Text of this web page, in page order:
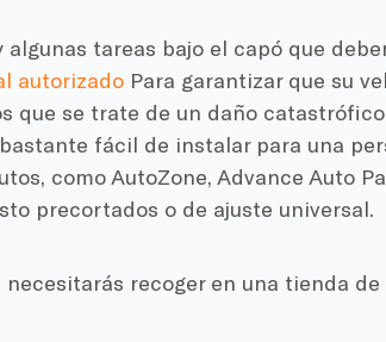
tareas bajo el capó que
autorizadoPara garantizar que su
que se trate de un daño
fácil de instalar para una
como AutoZone, Advance Auto
precortados o de ajuste universal.
recoger en una tienda